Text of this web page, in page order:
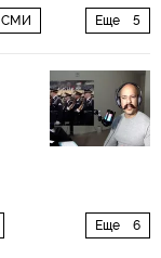
Еще 5
СМИ
Еще 6